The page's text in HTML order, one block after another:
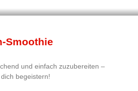
Smoothie
und einfach zuzubereiten –
begeistern!